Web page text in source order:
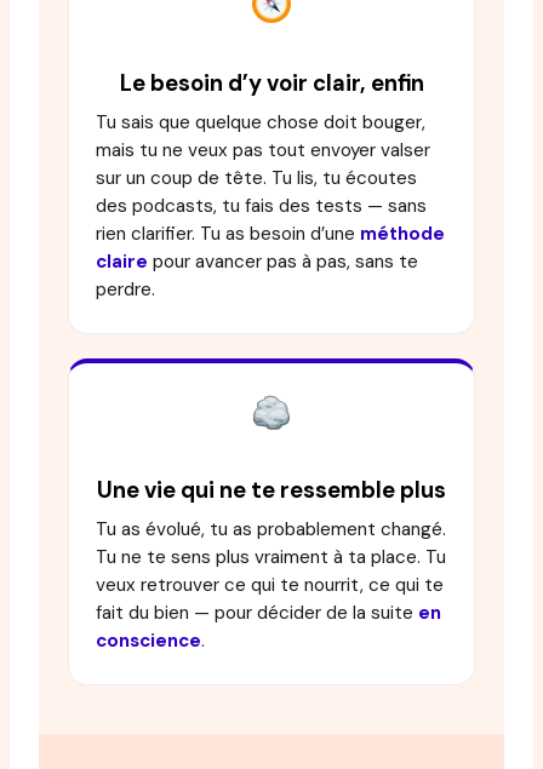
Le besoin d’y voir clair, enfin
Tu sais que quelque chose doit bouger,
mais tu ne veux pas tout envoyer valser
sur un coup de tête. Tu lis, tu écoutes
des podcasts, tu fais des tests — sans
rien clarifier. Tu as besoin d’une méthode
claire pour avancer pas à pas, sans te
perdre.
Une vie qui ne te ressemble plus
Tu as évolué, tu as probablement changé.
Tu ne te sens plus vraiment à ta place. Tu
veux retrouver ce qui te nourrit, ce qui te
fait du bien — pour décider de la suite en
conscience.